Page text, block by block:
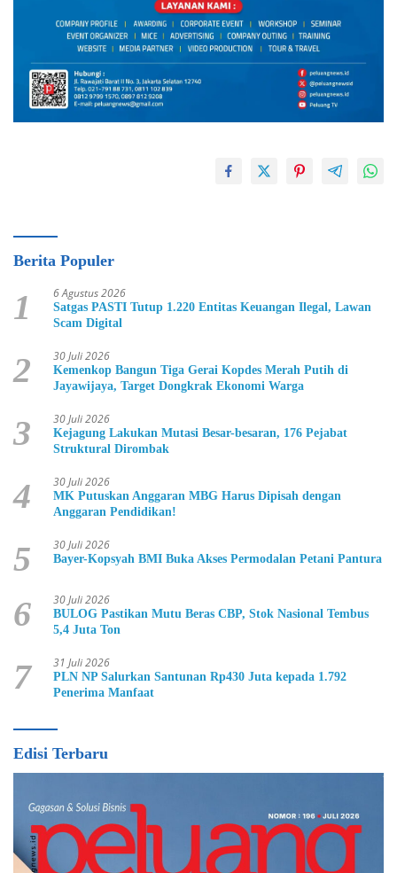
Berita Populer
1 6 Agustus 2026
Satgas PASTI Tutup 1.220 Entitas Keuangan Ilegal, Lawan
Scam Digital
2 30 Juli 2026
Kemenkop Bangun Tiga Gerai Kopdes Merah Putih di
Jayawijaya, Target Dongkrak Ekonomi Warga
3 30 Juli 2026
Kejagung Lakukan Mutasi Besar-besaran, 176 Pejabat
Struktural Dirombak
4 30 Juli 2026
MK Putuskan Anggaran MBG Harus Dipisah dengan
Anggaran Pendidikan!
5 30 Juli 2026
Bayer-Kopsyah BMI Buka Akses Permodalan Petani Pantura
6 30 Juli 2026
BULOG Pastikan Mutu Beras CBP, Stok Nasional Tembus
5,4 Juta Ton
7 31 Juli 2026
PLN NP Salurkan Santunan Rp430 Juta kepada 1.792
Penerima Manfaat
Edisi Terbaru